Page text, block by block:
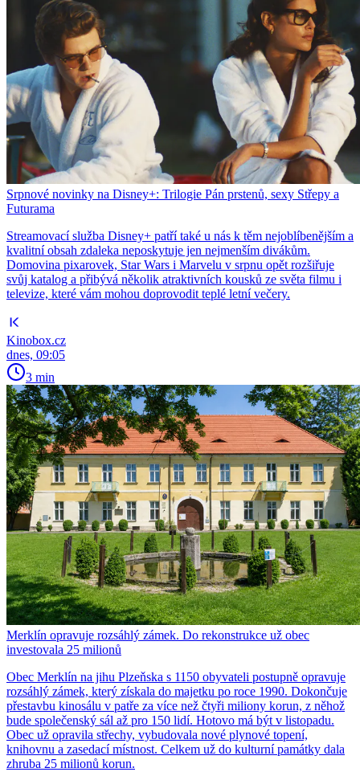
Srpnové novinky na Disney+: Trilogie Pán prstenů, sexy Střepy a
Futurama
Streamovací služba Disney+ patří také u nás k těm nejoblíbenějším a
kvalitní obsah zdaleka neposkytuje jen nejmenším divákům.
Domovina pixarovek, Star Wars i Marvelu v srpnu opět rozšiřuje
svůj katalog a přibývá několik atraktivních kousků ze světa filmu i
televize, které vám mohou doprovodit teplé letní večery.
Kinobox.cz
dnes, 09:05
3 min
Merklín opravuje rozsáhlý zámek. Do rekonstrukce už obec
investovala 25 milionů
Obec Merklín na jihu Plzeňska s 1150 obyvateli postupně opravuje
rozsáhlý zámek, který získala do majetku po roce 1990. Dokončuje
přestavbu kinosálu v patře za více než čtyři miliony korun, z něhož
bude společenský sál až pro 150 lidí. Hotovo má být v listopadu.
Obec už opravila střechy, vybudovala nové plynové topení,
knihovnu a zasedací místnost. Celkem už do kulturní památky dala
zhruba 25 milionů korun.